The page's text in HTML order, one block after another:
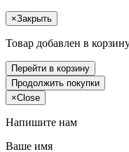
×Закрыть
Товар добавлен в
Перейти в корзину
Продолжить покупки
×Close
Напишите нам
Ваше имя